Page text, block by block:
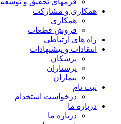
همکاری و مشارکت
همکاری
فروش قطعات
راه های ارتباطی
انتقادات و پيشنهادات
پزشكان
پرستاران
بيماران
ثبت نام
درخواست استخدام
درباره ما
درباره ما